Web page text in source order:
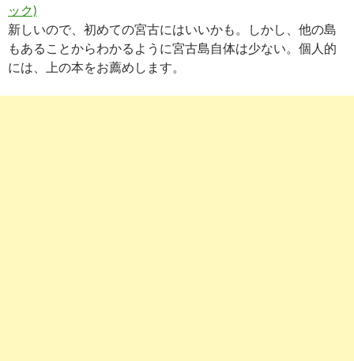
ック)
新しいので、初めての宮古にはいいかも。しかし、他の島
もあることからわかるように宮古島自体は少ない。個人的
には、上の本をお薦めします。